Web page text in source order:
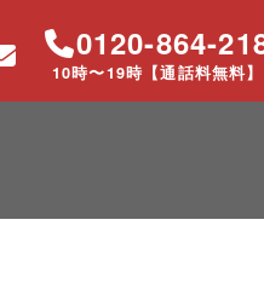
0120-864-
10時〜19時【通話料無料】